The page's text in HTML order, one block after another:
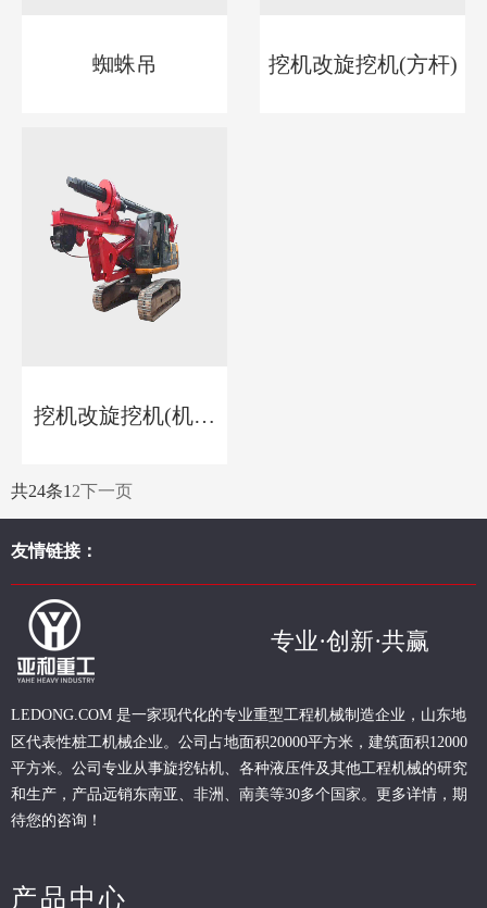
蜘蛛吊 挖机改旋挖机(方杆)
挖机改旋挖机(机锁
共24条1 2下一页
友情链接：
专业·创新·共赢
LEDONG.COM 是一家现代化的专业重型工程机械制造企业，山东地
区代表性桩工机械企业。 公司占地面积20000平方米，建筑面积12000
平方米。公司专业从事旋挖钻机、各种液压件及其他工程机械的研究
和生产，产品远销东南亚、非洲、南美等30多个国家。更多详情，期
待您的咨询！
产品中心